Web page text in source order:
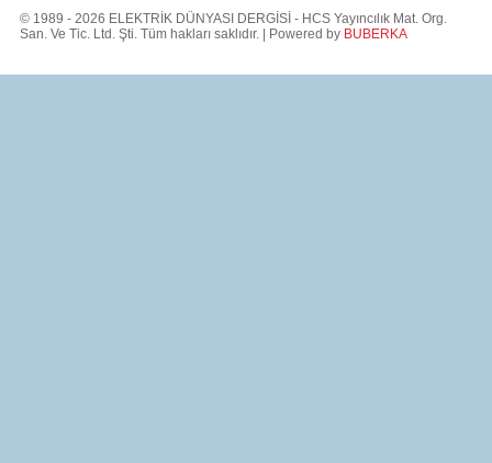
© 1989 - 2026 ELEKTRİK DÜNYASI DERGİSİ - HCS Yayıncılık Mat. Org.
San. Ve Tic. Ltd. Şti. Tüm hakları saklıdır. | Powered by BUBERKA